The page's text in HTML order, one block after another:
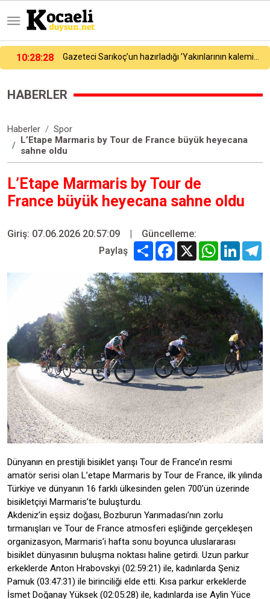
10:31:24
HABERLER
Haberler
Spor
L’Etape Marmaris by Tour de France büyük heyecana
sahne oldu
L’Etape Marmaris by Tour de
France büyük heyecana sahne oldu
Giriş: 07.06.2026 20:57:09 |
Güncelleme:
Paylaş
Share Facebook
X WhatsApp
Dünyanın en prestijli bisiklet yarışı Tour de France’ın resmi
amatör serisi olan L’etape Marmaris by Tour de France, ilk yılında
Türkiye ve dünyanın 16 farklı ülkesinden gelen 700’ün üzerinde
bisikletçiyi Marmaris’te buluşturdu.
Akdeniz’in eşsiz doğası, Bozburun Yarımadası’nın zorlu
tırmanışları ve Tour de France atmosferi eşliğinde gerçekleşen
organizasyon, Marmaris’i hafta sonu boyunca uluslararası
bisiklet dünyasının buluşma noktası haline getirdi. Uzun parkur
erkeklerde Anton Hrabovskyi (02:59:21) ile, kadınlarda Şeniz
Pamuk (03:47:31) ile birinciliği elde etti. Kısa parkur erkeklerde
İsmet Doğanay Yüksek (02:05:28) ile, kadınlarda ise Aylin Yüce